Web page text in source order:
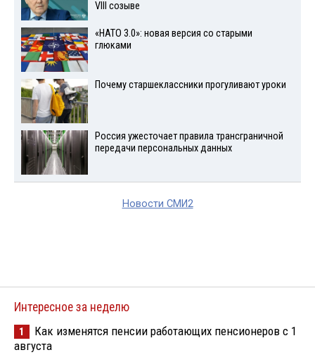
VIII созыве
«НАТО 3.0»: новая версия со старыми
глюками
Почему старшеклассники прогуливают уроки
Россия ужесточает правила трансграничной
передачи персональных данных
Новости СМИ2
Интересное за неделю
1
Как изменятся пенсии работающих пенсионеров с 1
августа